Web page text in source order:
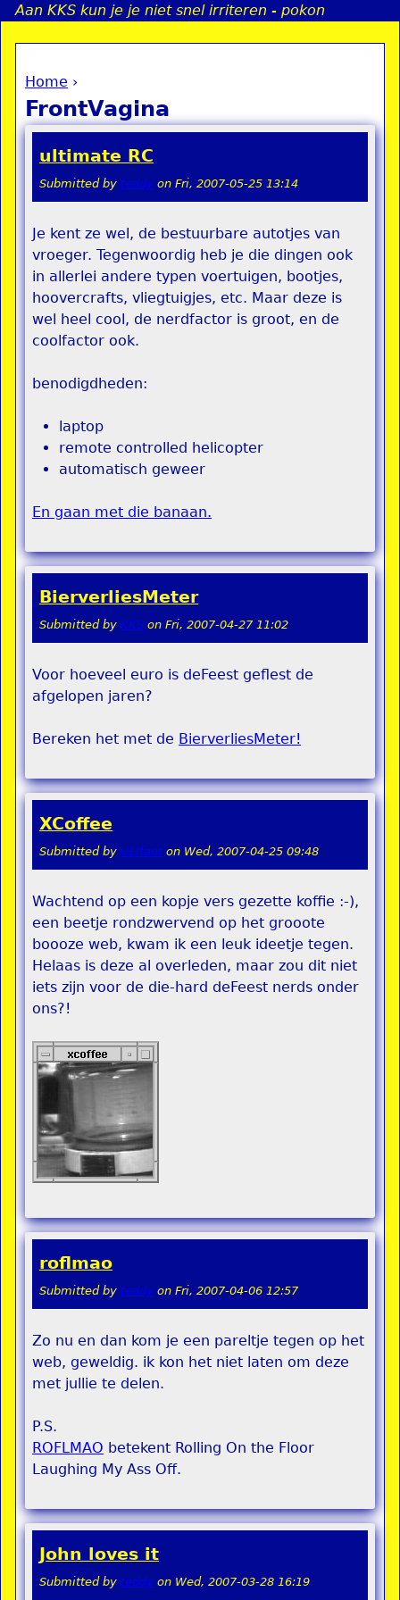
Jump to navigation
Aan KKS kun je je niet snel irriteren - pokon
You are here
Home ›
FrontVagina
ultimate RC
Submitted by teddy on Fri, 2007-05-25 13:14
Je kent ze wel, de bestuurbare autotjes van
vroeger. Tegenwoordig heb je die dingen ook
in allerlei andere typen voertuigen, bootjes,
hoovercrafts, vliegtuigjes, etc. Maar deze is
wel heel cool, de nerdfactor is groot, en de
coolfactor ook.
benodigdheden:
laptop
remote controlled helicopter
automatisch geweer
En gaan met die banaan.
BierverliesMeter
Submitted by KKS on Fri, 2007-04-27 11:02
Voor hoeveel euro is deFeest geflest de
afgelopen jaren?
Bereken het met de BierverliesMeter!
XCoffee
Submitted by ULIfanton Wed, 2007-04-25 09:48
Wachtend op een kopje vers gezette koffie :-),
een beetje rondzwervend op het grooote
boooze web, kwam ik een leuk ideetje tegen.
Helaas is deze al overleden, maar zou dit niet
iets zijn voor de die-hard deFeest nerds onder
ons?!
roflmao
Submitted by teddy on Fri, 2007-04-06 12:57
Zo nu en dan kom je een pareltje tegen op het
web, geweldig. ik kon het niet laten om deze
met jullie te delen.
P.S.
ROFLMAO betekent Rolling On the Floor
Laughing My Ass Off.
John loves it
Submitted by teddy on Wed, 2007-03-28 16:19